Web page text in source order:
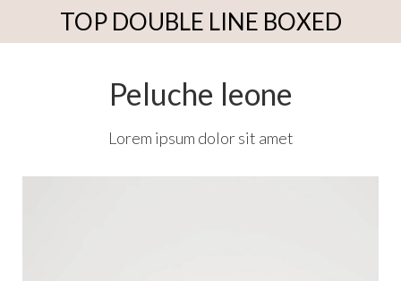
TOP DOUBLE LINE BOXED
Peluche leone
Lorem ipsum dolor sit amet